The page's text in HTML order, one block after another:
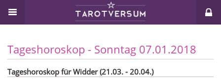
Tageshoroskop - Sonntag 07.01.2018
Tageshoroskop für Widder (21.03. - 20.04.)